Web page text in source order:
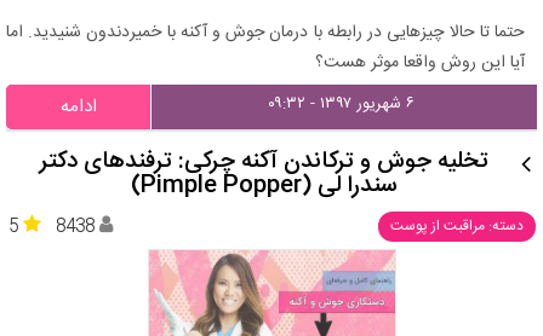
حتما تا حالا چیزهایی در رابطه با درمان جوش و آکنه با خمیردندون شنیدید. اما
آیا این روش واقعا موثر هست؟
۶ شهریور ۱۳۹۷ - ۰۹:۳۲ ادامه
تخلیه جوش و ترکاندن آکنه چرکی: ترفندهای دکتر
سندرا لی (Pimple Popper)
دسته: مراقبت از پوست 5 8438